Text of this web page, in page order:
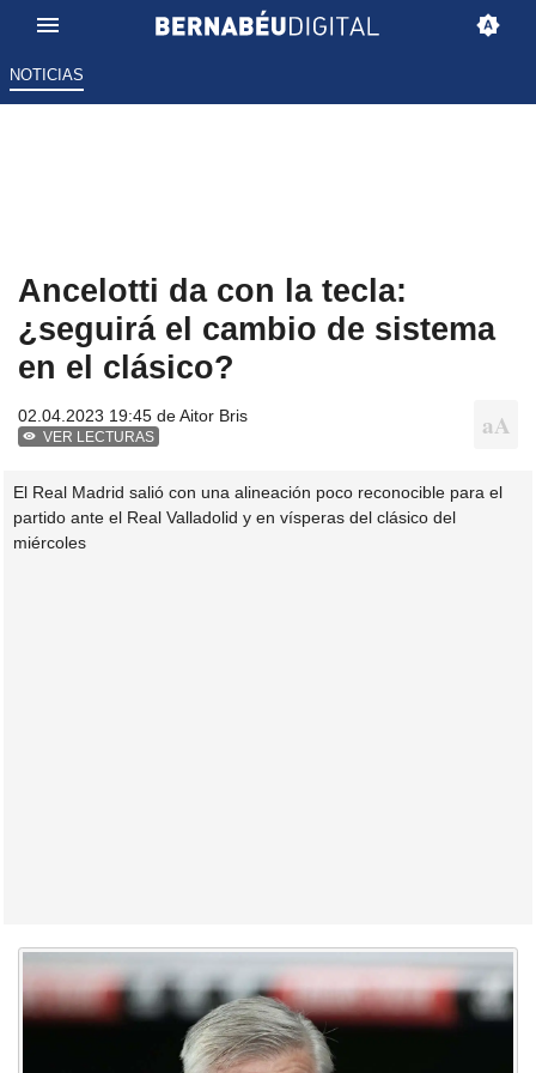
NOTICIAS
Ancelotti da con la tecla:
¿seguirá el cambio de sistema
en el clásico?
02.04.2023 19:45 deAitor Bris
VER LECTURAS
El Real Madrid salió con una alineación poco reconocible para el
partido ante el Real Valladolid y en vísperas del clásico del
miércoles